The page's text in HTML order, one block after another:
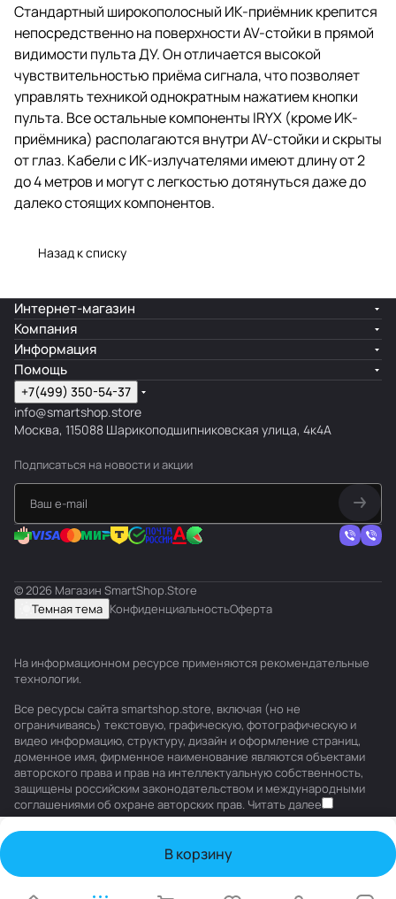
Стандартный широкополосный ИК-приёмник крепится
непосредственно на поверхности AV-стойки в прямой
видимости пульта ДУ. Он отличается высокой
чувствительностью приёма сигнала, что позволяет
управлять техникой однократным нажатием кнопки
пульта. Все остальные компоненты IRYX (кроме ИК-
приёмника) располагаются внутри AV-стойки и скрыты
от глаз. Кабели с ИК-излучателями имеют длину от 2
до 4 метров и могут с легкостью дотянуться даже до
далеко стоящих компонентов.
Назад к списку
В корзину
Интернет-магазин
Компания
Информация
Помощь
+7(499) 350-54-37
info@smartshop.store
Москва, 115088 Шарикоподшипниковская улица, 4к4А
Подписаться на новости и акции
© 2026 Магазин SmartShop.Store
Темная тема КонфиденциальностьОферта
На информационном ресурсе применяются рекомендательные
технологии.
Все ресурсы сайта smartshop.store, включая (но не
ограничиваясь) текстовую, графическую, фотографическую и
видео информацию, структуру, дизайн и оформление страниц,
доменное имя, фирменное наименование являются объектами
авторского права и прав на интеллектуальную собственность,
защищены российским законодательством и международными
соглашениями об охране авторских прав. Читать далее